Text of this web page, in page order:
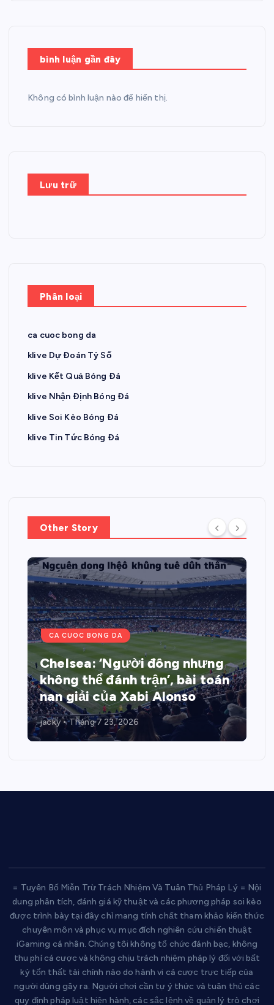
bình luận gần đây
Không có bình luận nào để hiển thị.
Lưu trữ
Phân loại
ca cuoc bong da
klive Dự Đoán Tỷ Số
klive Kết Quả Bóng Đá
klive Nhận Định Bóng Đá
klive Soi Kèo Bóng Đá
klive Tin Tức Bóng Đá
Other Story
CA CUOC BONG DA
Chelsea: ‘Người đông nhưng
không thể đánh trận’, bài toán
nan giải của Xabi Alonso
jacky Tháng 7 23, 2026
= Tuyên Bố Miễn Trừ Trách Nhiệm Và Tuân Thủ Pháp Lý = Nội
dung phân tích, đánh giá kỹ thuật và các phương pháp soi kèo
được trình bày tại đây chỉ mang tính chất tham khảo kiến thức
chuyên môn và phục vụ mục đích nghiên cứu chiến thuật
iGaming cá nhân. Chúng tôi không tổ chức đánh bạc, không
thu phí cá cược và không chịu trách nhiệm pháp lý đối với bất
kỳ tổn thất tài chính nào do hành vi cá cược trực tiếp của
người dùng gây ra. Người chơi cần tự ý thức và tuân thủ các
quy định pháp luật hiện hành, các sắc lệnh về quản lý trò chơi